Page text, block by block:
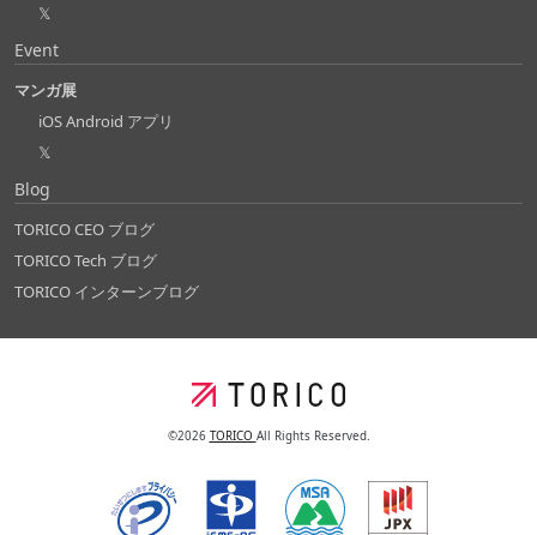
𝕏
Event
マンガ展
iOS Android アプリ
𝕏
Blog
TORICO CEO ブログ
TORICO Tech ブログ
TORICO インターンブログ
©2026 TORICO All Rights Reserved.